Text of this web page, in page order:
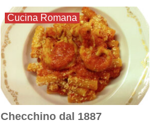
Cucina Romana
Checchino dal 1887